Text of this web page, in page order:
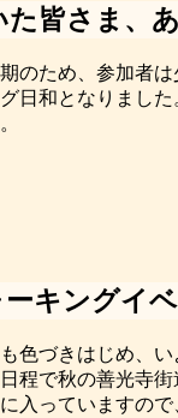
皆さま、
のため、参加者
日和となりまし
キングイ
色づきはじめ、
程で秋の善光寺
入っていますの